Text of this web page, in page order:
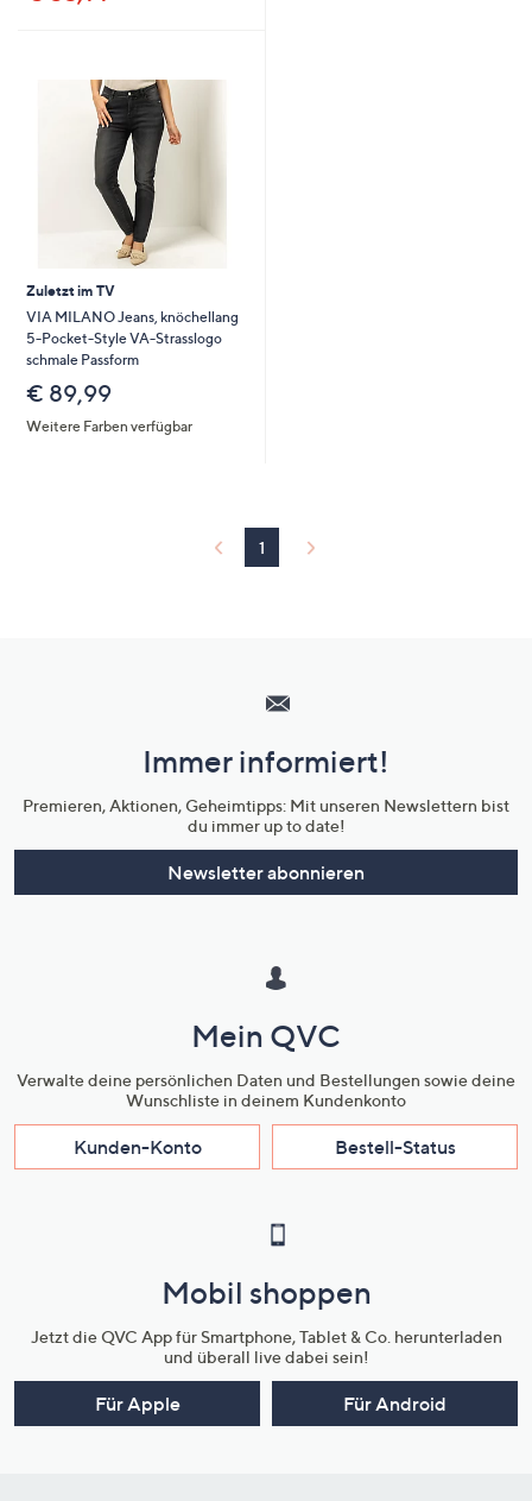
Zuletzt im TV
VIA MILANO Jeans, knöchellang
5-Pocket-Style VA-Strasslogo
schmale Passform
€ 89,99
Weitere Farben verfügbar
1
Unternehmensinformationen
Immer informiert!
Premieren, Aktionen, Geheimtipps: Mit unseren Newslettern bist
du immer up to date!
Newsletter abonnieren
Mein QVC
Verwalte deine persönlichen Daten und Bestellungen sowie deine
Wunschliste in deinem Kundenkonto
Kunden-Konto Bestell-Status
Mobil shoppen
Jetzt die QVC App für Smartphone, Tablet & Co. herunterladen
und überall live dabei sein!
Für Apple Für Android